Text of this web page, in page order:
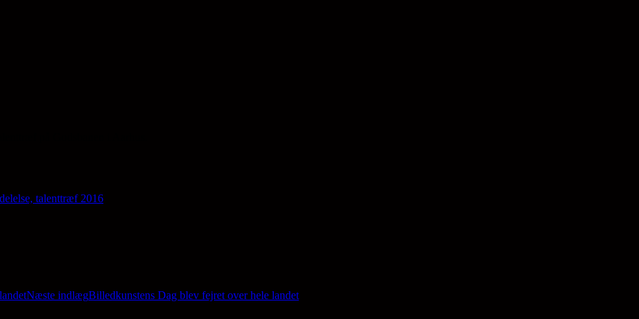
og billedkunst
talenttræf 2016
Næste indlægBilledkunstens Dag blev fejret over hele landet